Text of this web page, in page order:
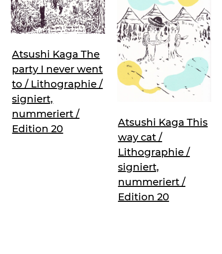
Atsushi Kaga The
party I never went
to / Lithographie /
signiert,
nummeriert /
Edition 20
Atsushi Kaga This
way cat /
Lithographie /
signiert,
nummeriert /
Edition 20